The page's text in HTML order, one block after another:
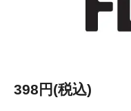
398円(税込)